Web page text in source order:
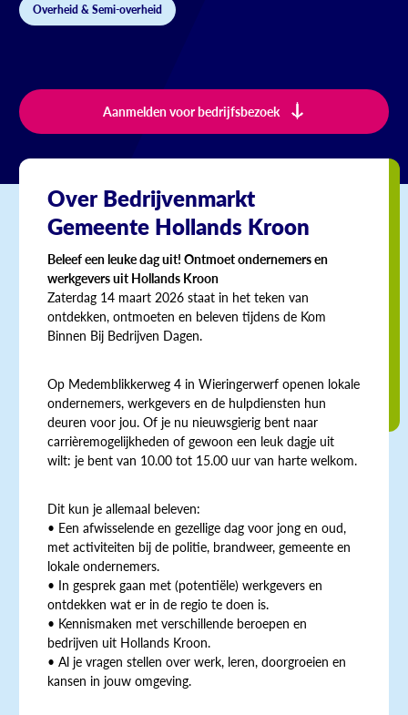
Overheid & Semi-overheid
Aanmelden voor bedrijfsbezoek
Over Bedrijvenmarkt
Gemeente Hollands Kroon
Beleef een leuke dag uit! Ontmoet ondernemers en
werkgevers uit Hollands Kroon
Zaterdag 14 maart 2026 staat in het teken van
ontdekken, ontmoeten en beleven tijdens de Kom
Binnen Bij Bedrijven Dagen.
Op Medemblikkerweg 4 in Wieringerwerf openen lokale
ondernemers, werkgevers en de hulpdiensten hun
deuren voor jou. Of je nu nieuwsgierig bent naar
carrièremogelijkheden of gewoon een leuk dagje uit
wilt: je bent van 10.00 tot 15.00 uur van harte welkom.
Dit kun je allemaal beleven:
• Een afwisselende en gezellige dag voor jong en oud,
met activiteiten bij de politie, brandweer, gemeente en
lokale ondernemers.
• In gesprek gaan met (potentiële) werkgevers en
ontdekken wat er in de regio te doen is.
• Kennismaken met verschillende beroepen en
bedrijven uit Hollands Kroon.
• Al je vragen stellen over werk, leren, doorgroeien en
kansen in jouw omgeving.